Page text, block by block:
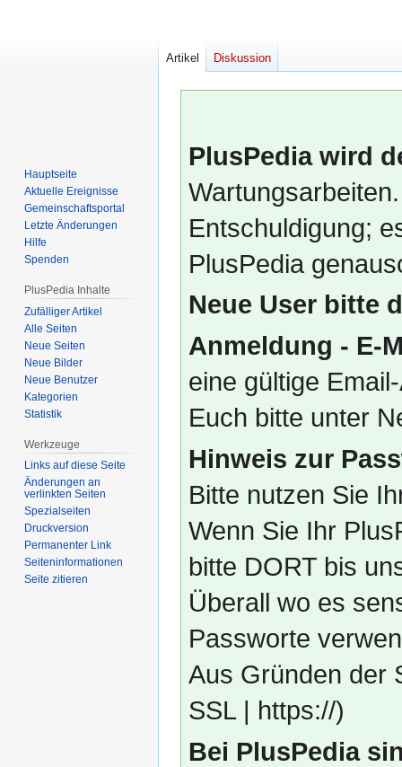
PlusPedia wird
Entschuldigung;
PlusPedia
Neue User bitte
Anmeldung - E-
eine gültige
Euch bitte unter
Hinweis zur
Bitte nutzen Sie
Wenn Sie Ihr
bitte DORT bis
Überall wo es
Passworte
Aus Gründen der
SSL | https://)
Bei PlusPedia
Artikel Diskussion
Hauptseite
Aktuelle Ereignisse
Gemeinschafts­portal
Letzte Änderungen
Hilfe
Spenden
PlusPedia Inhalte
Zufälliger Artikel
Alle Seiten
Neue Seiten
Neue Bilder
Neue Benutzer
Kategorien
Statistik
Werkzeuge
Links auf diese Seite
Änderungen an
verlinkten Seiten
Spezialseiten
Druckversion
Permanenter Link
Seiten­­informationen
Seite zitieren